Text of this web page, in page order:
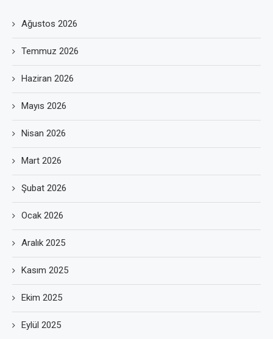
Ağustos 2026
Temmuz 2026
Haziran 2026
Mayıs 2026
Nisan 2026
Mart 2026
Şubat 2026
Ocak 2026
Aralık 2025
Kasım 2025
Ekim 2025
Eylül 2025